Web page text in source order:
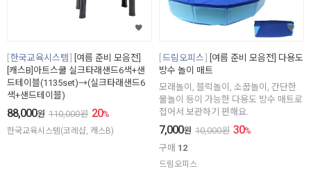
한국교육시스템
[여름 준비 모음전]
[캐스B]아트스쿨 실크타래샌드6색+샌
드테이블(1135set)→(실크타래샌드6
색+샌드테이블)
88,000원 110,000원 20%
한국교육시스템(코레샵, 캐스B)
드림오피스
[여름 준비 모음전] 다용도
방수 놀이 매트
모래놀이, 블럭놀이, 소꿉놀이, 간단한
물놀이 등이 가능한 다용도 방수 매트로
접어서 보관하기 편해요.
7,000원 10,000원 30%
구매 12
드림오피스